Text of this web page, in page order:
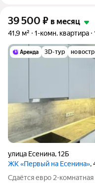
39 500 ₽ в месяц
41,9 м² 1-комн. квартира
3D-тур
улица Есенина,12Б
ЖК «Первый на Есенина»,
Сдаётся евро 2-